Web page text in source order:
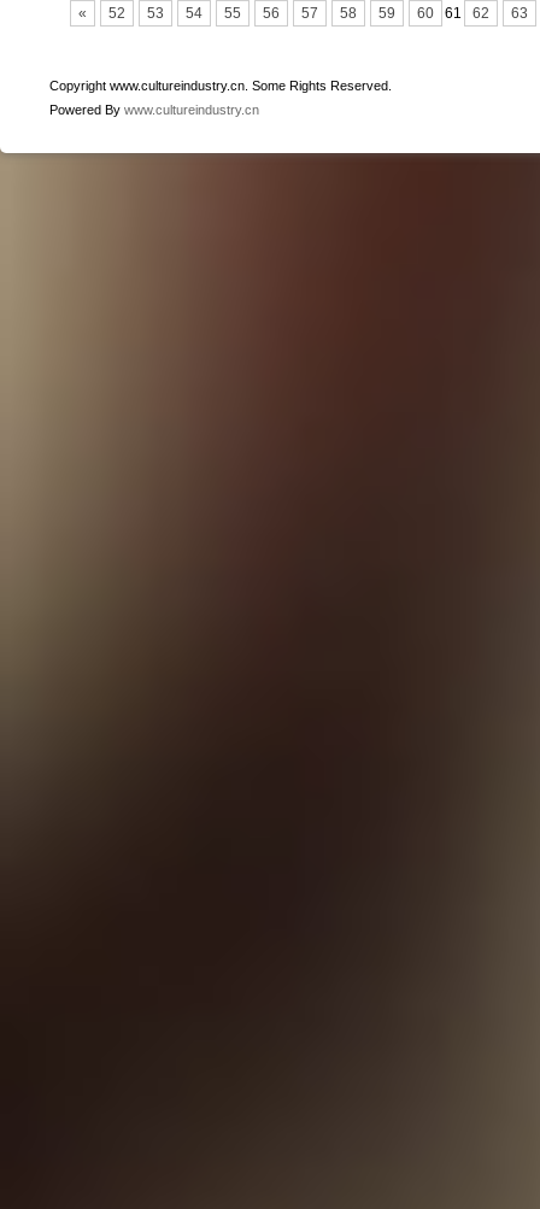
« 52 53 54 55 56 57 58 59 60 61 62 63
Copyright www.cultureindustry.cn. Some Rights Reserved.
Powered By www.cultureindustry.cn